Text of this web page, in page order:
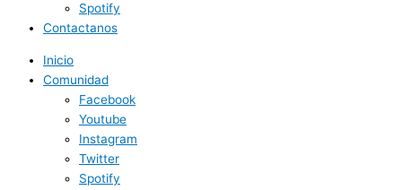
Spotify
Contactanos
Inicio
Comunidad
Facebook
Youtube
Instagram
Twitter
Spotify